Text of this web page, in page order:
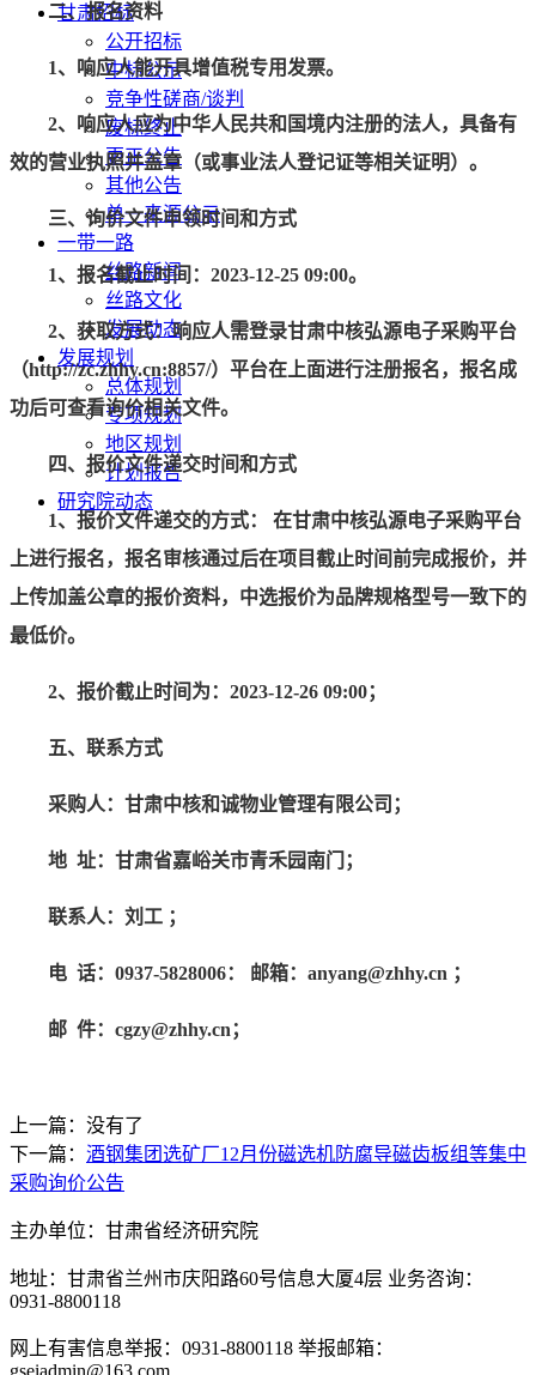
甘肃招标
公开招标
中标公示
竞争性磋商/谈判
废标终止
更正公告
其他公告
单一来源公示
一带一路
丝路新闻
丝路文化
发展动态
发展规划
总体规划
专项规划
地区规划
计划报告
研究院动态
二、报名资料
1、响应人能开具增值税专用发票。
2、响应人应为中华人民共和国境内注册的法人，具备有
效的营业执照并盖章（或事业法人登记证等相关证明）。
三、询价文件申领时间和方式
1、报名截止时间：2023-12-25 09:00。
2、获取方式：响应人需登录甘肃中核弘源电子采购平台
（http://zc.zhhy.cn:8857/）平台在上面进行注册报名，报名成
功后可查看询价相关文件。
四、报价文件递交时间和方式
1、报价文件递交的方式： 在甘肃中核弘源电子采购平台
上进行报名，报名审核通过后在项目截止时间前完成报价，并
上传加盖公章的报价资料，中选报价为品牌规格型号一致下的
最低价。
2、报价截止时间为：2023-12-26 09:00；
五、联系方式
采购人：甘肃中核和诚物业管理有限公司；
地 址：甘肃省嘉峪关市青禾园南门；
联系人：刘工 ；
电 话：0937-5828006： 邮箱：anyang@zhhy.cn ；
邮 件： cgzy@zhhy.cn ；
上一篇：没有了
下一篇： 酒钢集团选矿厂12月份磁选机防腐导磁齿板组等集中
采购询价公告
主办单位：甘肃省经济研究院
地址：甘肃省兰州市庆阳路60号信息大厦4层 业务咨询：
0931-8800118
网上有害信息举报：0931-8800118 举报邮箱：
gseiadmin@163.com